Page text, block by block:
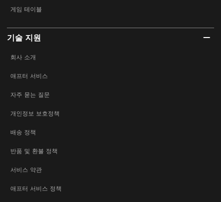
게임 테이블
기술 지원
회사 소개
애프터 서비스
자주 묻는 질문
개인정보 보호정책
배송 정책
반품 및 환불 정책
서비스 약관
애프터 서비스 정책